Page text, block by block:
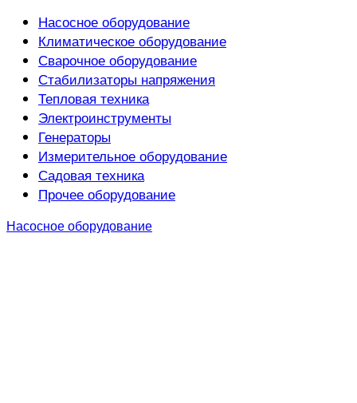
Насосное оборудование
Климатическое оборудование
Сварочное оборудование
Стабилизаторы напряжения
Тепловая техника
Электроинструменты
Генераторы
Измерительное оборудование
Садовая техника
Прочее оборудование
Насосное оборудование